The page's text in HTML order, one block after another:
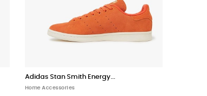
Adidas Stan Smith Energy...
Home Accessories